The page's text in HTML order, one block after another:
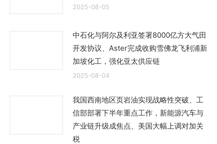
2025-08-05
中石化与阿尔及利亚签署8000亿方大气田
开发协议、Aster完成收购雪佛龙飞利浦新
加坡化工，强化亚太供应链
2025-08-04
我国西南地区页岩油实现战略性突破、工
信部部署下半年重点工作，新能源汽车与
产业链升级成焦点、美国大幅上调对加关
税